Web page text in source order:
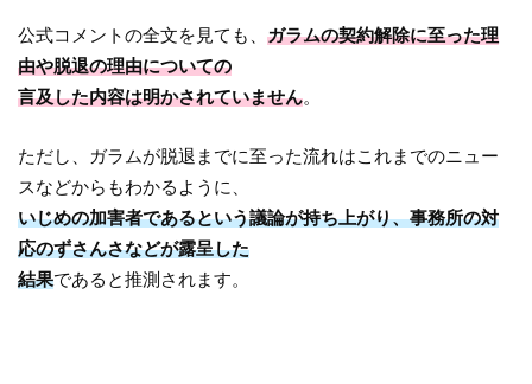
公式コメントの全文を見ても、ガラムの契約解除に至った理
由や脱退の理由についての
言及した内容は明かされていません。
ただし、ガラムが脱退までに至った流れはこれまでのニュー
スなどからもわかるように、
いじめの加害者であるという議論が持ち上がり、事務所の対
応のずさんさなどが露呈した
結果であると推測されます。